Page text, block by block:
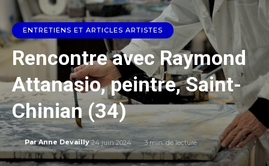
ENTRETIENS ET ARTICLES ARTISTES
Rencontre avec Raymond
Attanasio, peintre, Saint-
Chinian (34)
Par Anne Devailly 24 juin 2024 3min. de lecture